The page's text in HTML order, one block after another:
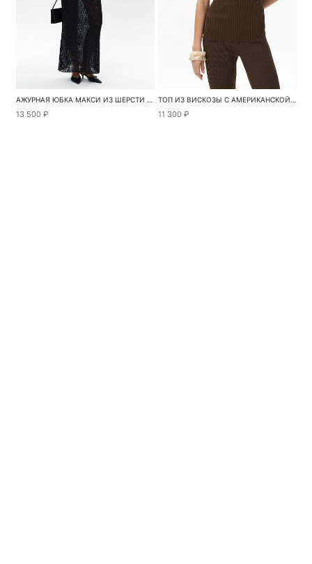
АЖУРНАЯ ЮБКА МАКСИ ИЗ ШЕРСТИ МЕРИНОСА
13 500 ₽
ТОП ИЗ ВИСКОЗЫ С АМЕРИКАНСКОЙ ПРОЙМОЙ
11 300 ₽